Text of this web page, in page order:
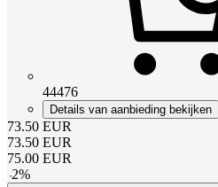
44476
Details van aanbieding bekijken
73.50 EUR
73.50 EUR
75.00 EUR
-2%